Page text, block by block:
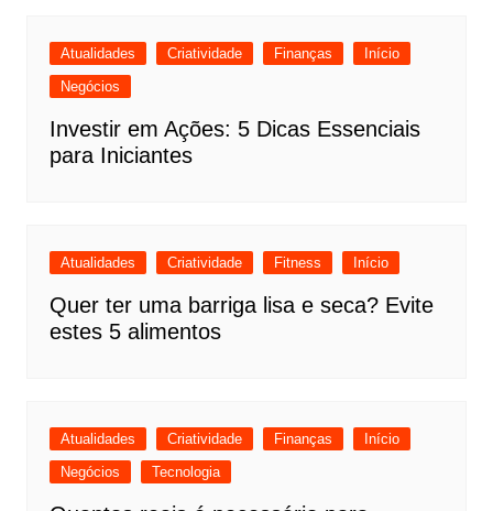
Atualidades Criatividade Finanças
Início
Negócios
Investir em Ações: 5 Dicas Essenciais
para Iniciantes
Atualidades Criatividade Fitness Início
Quer ter uma barriga lisa e seca? Evite
estes 5 alimentos
Atualidades Criatividade Finanças
Início
Negócios
Tecnologia